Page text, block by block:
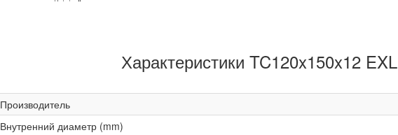
Характеристики TC120x150x12 EXL
Производитель
Внутренний диаметр (mm)